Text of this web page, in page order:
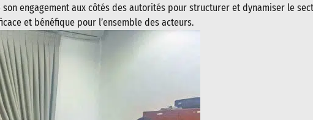
engagement aux côtés des autorités pour structurer et dynamiser le
et bénéfique pour l’ensemble des acteurs.